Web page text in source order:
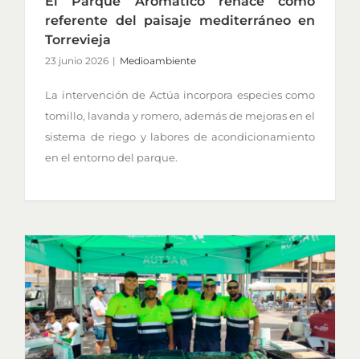
referente del paisaje mediterráneo en
Torrevieja
23 junio 2026 | Medioambiente
La intervención de Actúa incorpora especies como
tomillo, lavanda y romero, además de mejoras en el
sistema de riego y labores de acondicionamiento
en el entorno del parque.